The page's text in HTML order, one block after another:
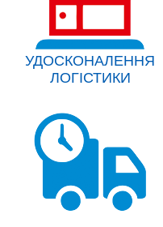
УДОСКОНАЛЕННЯ
ЛОГІСТИКИ